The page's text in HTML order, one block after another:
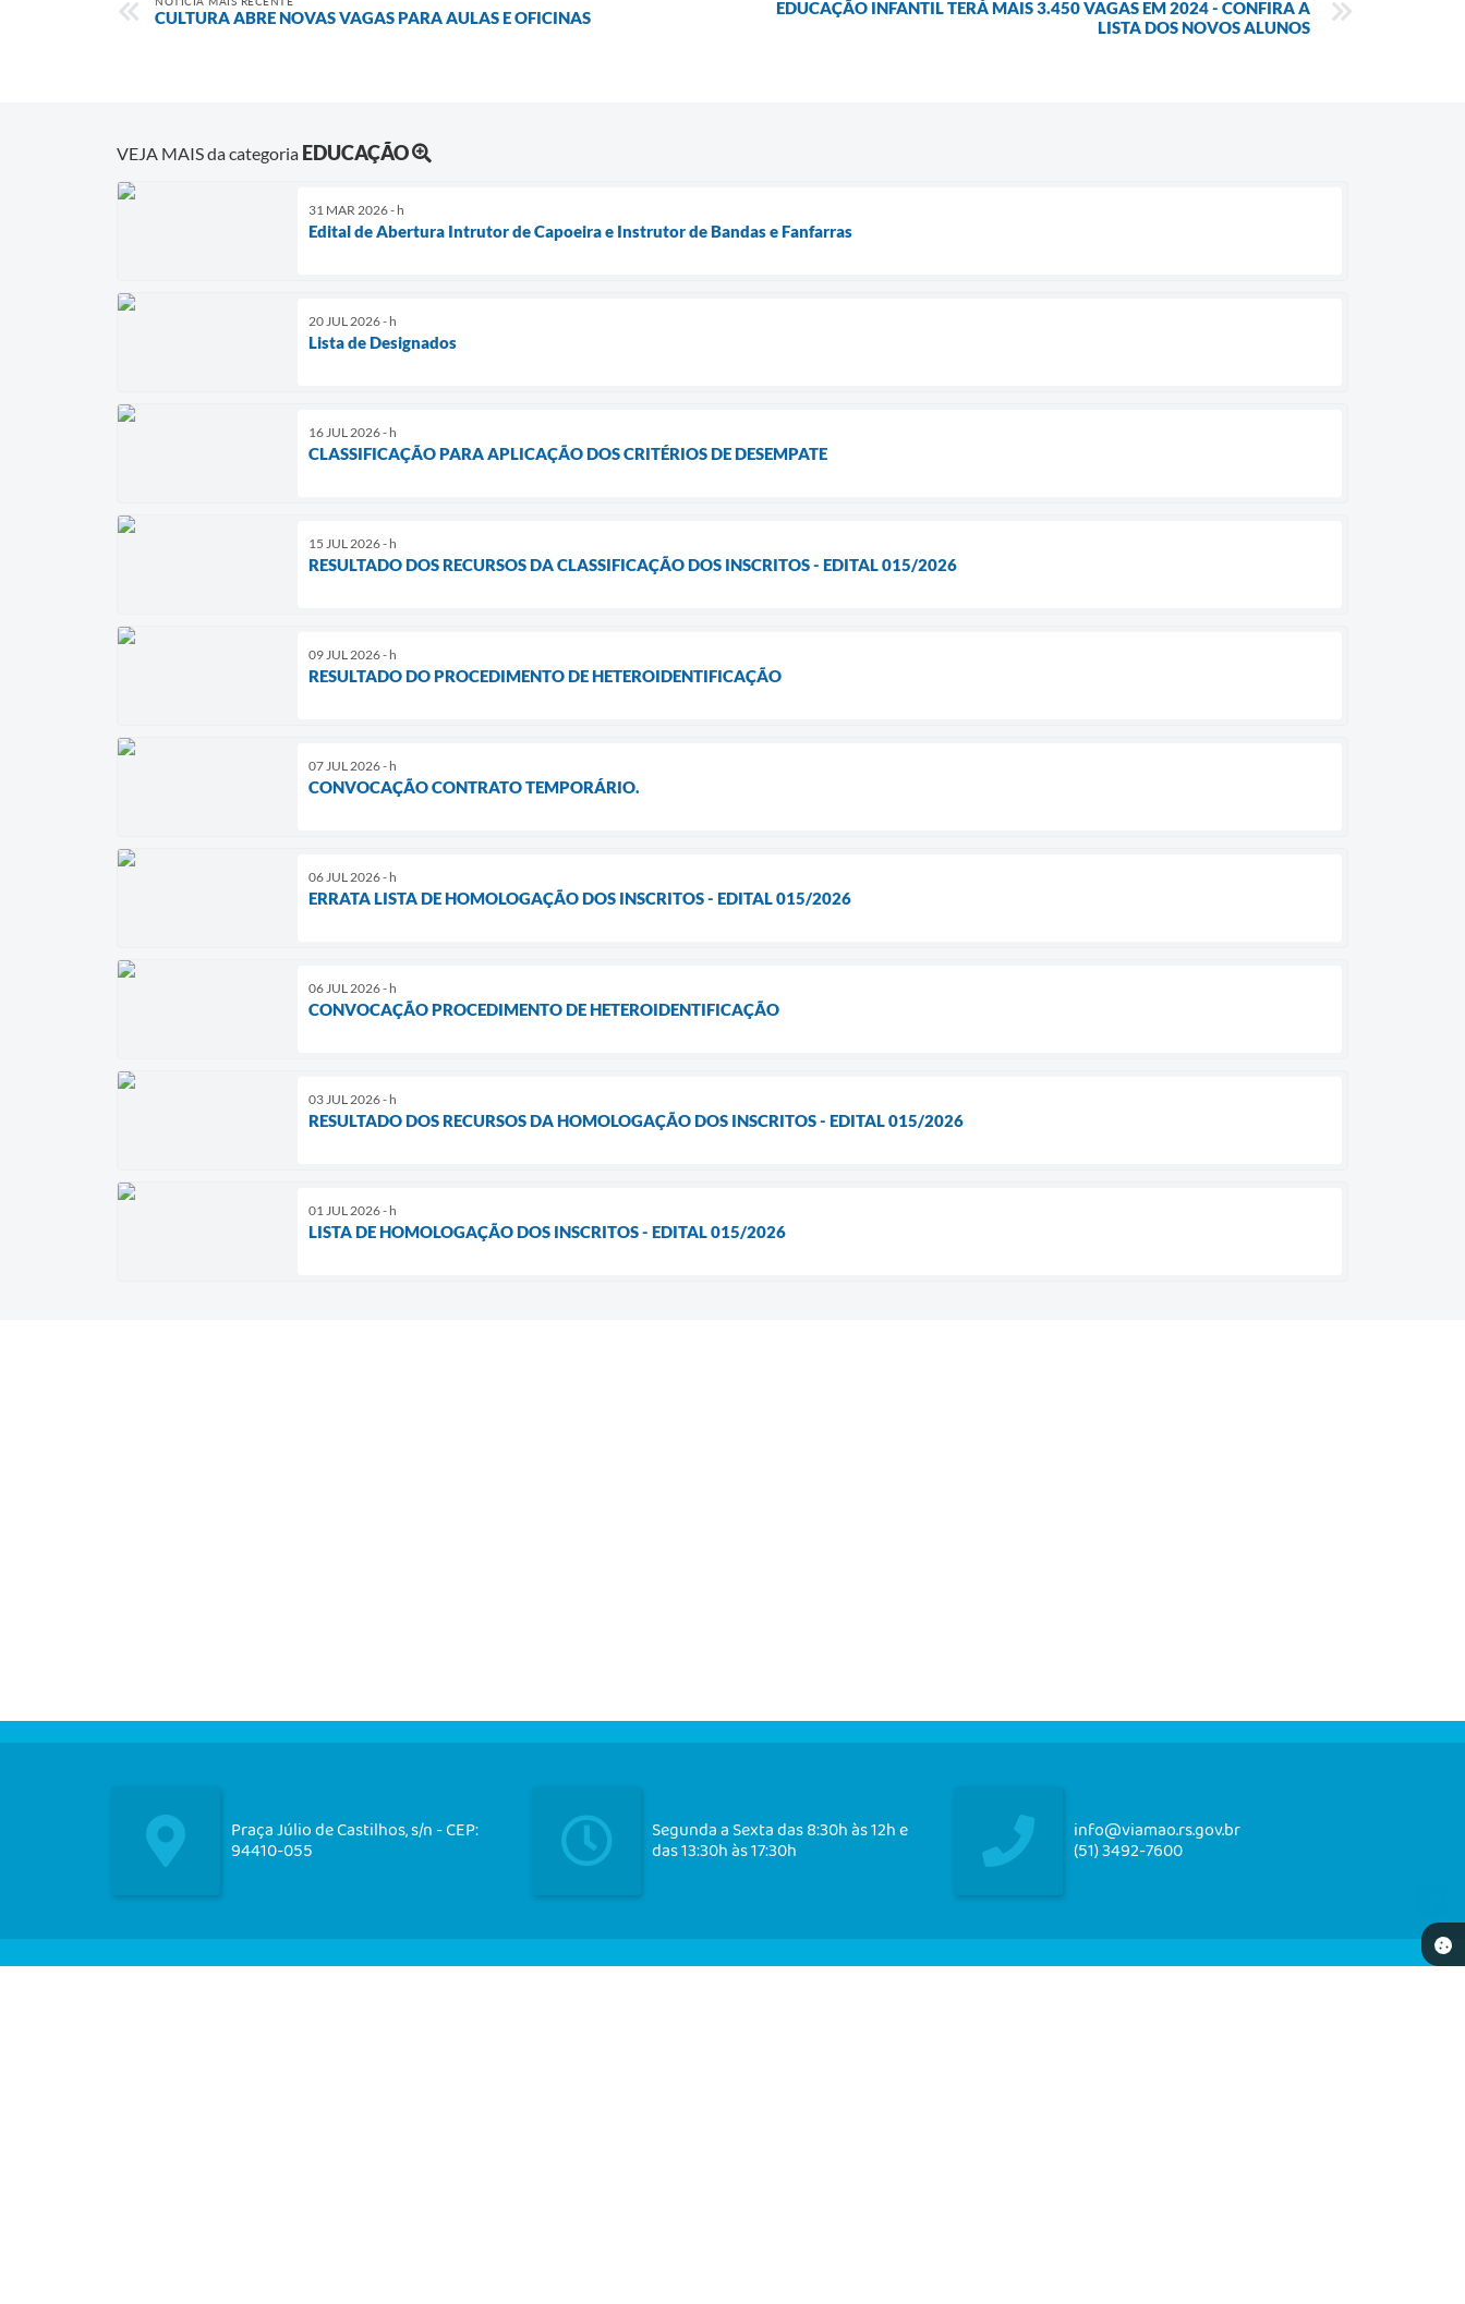
CULTURA ABRE NOVAS VAGAS PARA AULAS E OFICINAS
EDUCAÇÃO INFANTIL TERÁ MAIS 3.450 VAGAS EM 2024 - CONFIRA A
LISTA DOS NOVOS ALUNOS
VEJA MAIS da categoria EDUCAÇÃO
31 MAR 2026 - h
Edital de Abertura Intrutor de Capoeira e Instrutor de Bandas e Fanfarras
20 JUL 2026 - h
Lista de Designados
16 JUL 2026 - h
CLASSIFICAÇÃO PARA APLICAÇÃO DOS CRITÉRIOS DE DESEMPATE
15 JUL 2026 - h
RESULTADO DOS RECURSOS DA CLASSIFICAÇÃO DOS INSCRITOS - EDITAL 015/2026
09 JUL 2026 - h
RESULTADO DO PROCEDIMENTO DE HETEROIDENTIFICAÇÃO
07 JUL 2026 - h
CONVOCAÇÃO CONTRATO TEMPORÁRIO.
06 JUL 2026 - h
ERRATA LISTA DE HOMOLOGAÇÃO DOS INSCRITOS - EDITAL 015/2026
06 JUL 2026 - h
CONVOCAÇÃO PROCEDIMENTO DE HETEROIDENTIFICAÇÃO
03 JUL 2026 - h
RESULTADO DOS RECURSOS DA HOMOLOGAÇÃO DOS INSCRITOS - EDITAL 015/2026
01 JUL 2026 - h
LISTA DE HOMOLOGAÇÃO DOS INSCRITOS - EDITAL 015/2026
Praça Júlio de Castilhos, s/n - CEP:
94410-055
Segunda a Sexta das 8:30h às 12h e
das 13:30h às 17:30h
info@viamao.rs.gov.br
(51) 3492-7600